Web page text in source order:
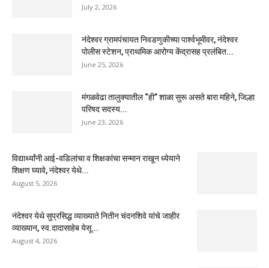
July 2, 2026
नंदेश्वर ग्रामपंचायत निवडणुकीच्या पार्श्वभूमीवर, नंदेश्वर
पोलीस स्टेशन, प्राथमिक आरोग्य केंद्रासह प्रलंबित...
June 25, 2026
मंगळवेढा तालुक्यातील “ही” शाळा सुरू असते बारा महिने, जिल्हा
परिषद सदस्य...
June 23, 2026
विद्यार्थ्यांनी आई-वडिलांचा व शिक्षकांचा सन्मान राखून ध्येयाने
शिक्षण घ्यावे, नंदेश्वर येथे...
August 5, 2026
नंदेश्वर येथे सुप्रसिद्ध व्याख्याते नितीन चंदनशिवे यांचे जाहीर
व्याख्यान, स्व.दादासाहेब येसू...
August 4, 2026